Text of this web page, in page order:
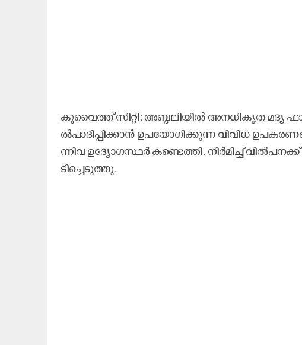
കു​വൈ​ത്ത് സി​റ്റി: അ​ബ്ദ​ലി​യി​ൽ അ​ന​ധി​കൃ​ത മ​ദ്യ
ൽ​പാ​ദി​പ്പി​ക്കാ​ൻ ഉ​പ​യോ​ഗി​ക്കു​ന്ന വി​വി​ധ
ന്നി​വ ഉ​ദ്യോ​ഗ​സ്ഥ​ർ ക​ണ്ടെ​ത്തി. നി​ർ​മി​ച്ച്
ടി​ച്ചെ​ടു​ത്തു.